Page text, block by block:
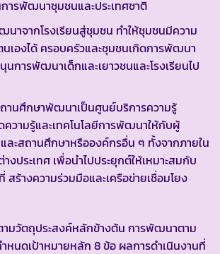
ารพัฒนาชุมชนและประเทศชาติ
นาจากโรงเรียนสู่ชุมชน ทำให้ชุมชนมีความ
เองได้ ครอบครัวและชุมชนเกิดการพัฒนา
การพัฒนาเด็กและเยาวชนและโรงเรียนไป
านศึกษาพัฒนาเป็นศูนย์บริการความรู้
วามรู้และเทคโนโลยีการพัฒนาให้กับผู้
ละสถานศึกษาหรือองค์กรอื่น ๆ ทั้งจากภายใน
างประเทศ เพื่อนำไปประยุกต์ให้เหมาะสมกับ
สร้างความร่วมมือและเครือข่ายเชื่อมโยง
วัตถุประสงค์หลักข้างต้น การพัฒนาตาม
หนดเป้าหมายหลัก 8 ข้อ ผลการดำเนินงานที่